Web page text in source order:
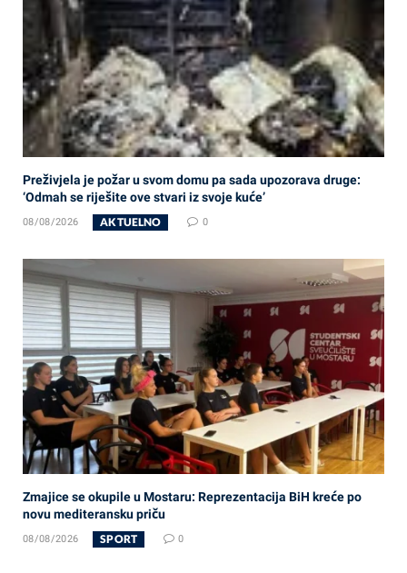
Preživjela je požar u svom domu pa sada upozorava druge:
‘Odmah se riješite ove stvari iz svoje kuće’
08/08/2026 AKTUELNO 0
Zmajice se okupile u Mostaru: Reprezentacija BiH kreće po
novu mediteransku priču
08/08/2026 SPORT 0